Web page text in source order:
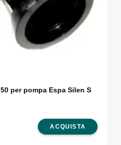
per pompa Espa Silen S
ACQUISTA